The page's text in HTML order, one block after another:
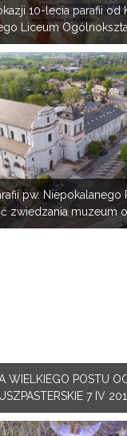
10-lecia parafii od
Liceum
pw. Niepokalanego
zwiedzania muzeum
WIELKIEGO POSTU
7 IV